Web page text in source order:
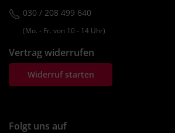
030 / 208 499 640
(Mo. ‐ Fr. von 10 ‐ 14 Uhr)
Vertrag widerrufen
Widerruf starten
Folgt uns auf